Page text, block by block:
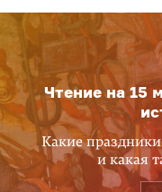
Чтение на 15
Какие
и какая